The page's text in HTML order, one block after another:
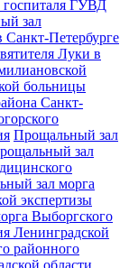
госпиталя ГУВД
зал
Петербурге
Луки в
больницы
Санкт-
Прощальный зал
зал
зал морга
экспертизы
Выборгского
Ленинградской
районного
области